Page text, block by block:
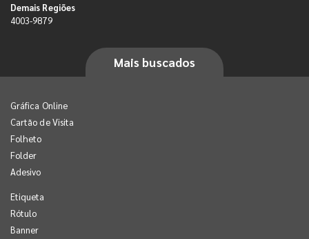
Demais Regiões
4003-9879
Mais buscados
Gráfica Online
Cartão de Visita
Folheto
Folder
Adesivo
Etiqueta
Rótulo
Banner